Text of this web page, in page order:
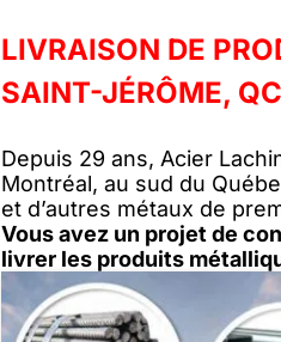
LIVRAISON DE
SAINT-JÉRÔME, QC
Depuis 29 ans, Acier
Montréal, au sud du
et d’autres métaux de
Vous avez un projet de
livrer les produits